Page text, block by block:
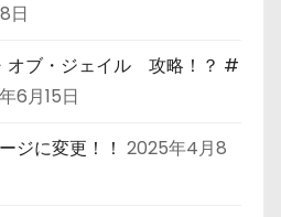
日
オブ・ジェイル 攻略！？ #
6月15日
ジに変更！！ 2025年4月8